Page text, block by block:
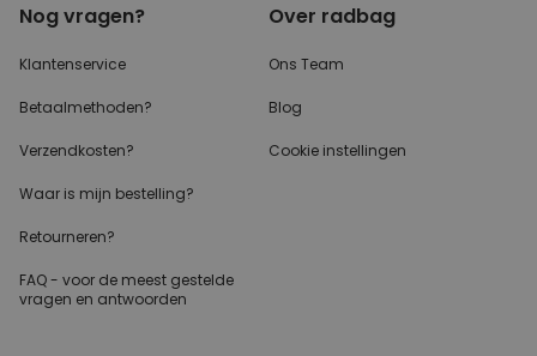
Nog vragen?
Klantenservice
Betaalmethoden?
Verzendkosten?
Waar is mijn bestelling?
Retourneren?
FAQ - voor de meest gestelde
vragen en antwoorden
Over radbag
Ons Team
Blog
Cookie instellingen